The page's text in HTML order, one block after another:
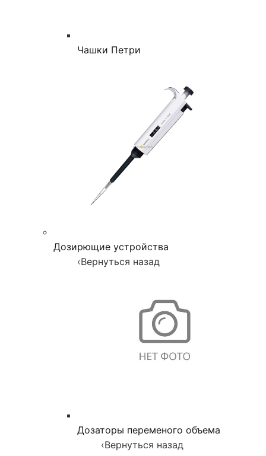
Чашки Петри
Дозирющие устройства
‹Вернуться назад
Дозаторы переменого объема
‹Вернуться назад